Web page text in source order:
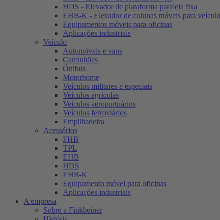
HDS - Elevador de plataforma paralela fixa
EHB-K - Elevador de colunas móveis para
Equipamentos móveis para oficinas
Aplicações industriais
Veículo
Automóveis e vans
Caminhões
Ônibus
Motorhome
Veículos militares e especiais
Veículos agrícolas
Veículos aeroportuários
Veículos ferroviários
Empilhadeira
Acessórios
FHB
TPL
EHB
HDS
EHB-K
Equipamento móvel para oficinas
Aplicações industriais
A empresa
Sobre a Finkbeiner